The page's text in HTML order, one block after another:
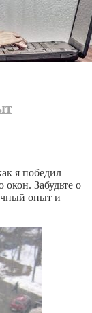
я победил
Забудьте о
опыт и